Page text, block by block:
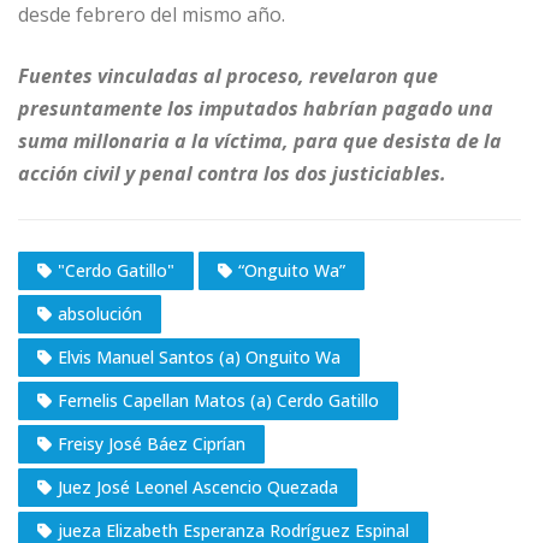
desde febrero del mismo año.
Fuentes vinculadas al proceso, revelaron que
presuntamente los imputados habrían pagado una
suma millonaria a la víctima, para que desista de la
acción civil y penal contra los dos justiciables.
"Cerdo Gatillo"
“Onguito Wa”
absolución
Elvis Manuel Santos (a) Onguito Wa
Fernelis Capellan Matos (a) Cerdo Gatillo
Freisy José Báez Ciprían
Juez José Leonel Ascencio Quezada
jueza Elizabeth Esperanza Rodríguez Espinal